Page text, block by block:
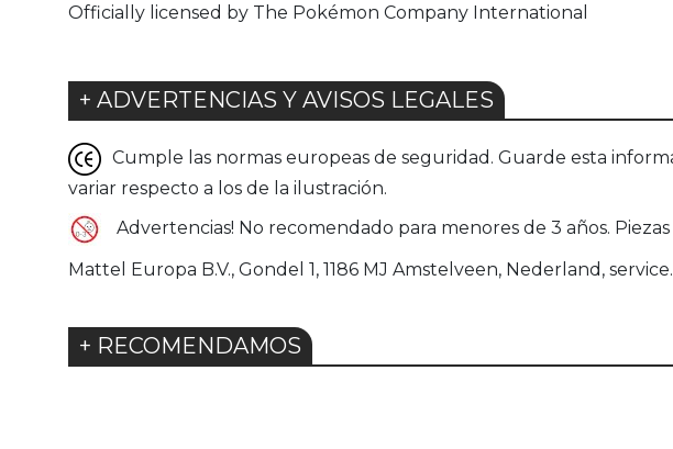
Officially licensed by The Pokémon Company International
+ ADVERTENCIAS Y AVISOS LEGALES
Cumple las normas europeas de seguridad. Guarde esta
variar respecto a los de la ilustración.
Advertencias! No recomendado para menores de 3 años.
Mattel Europa B.V., Gondel 1, 1186 MJ Amstelveen, Nederland,
+ RECOMENDAMOS